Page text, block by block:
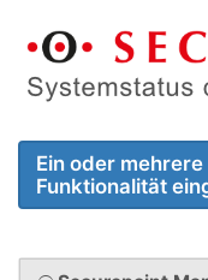
Ein oder
Funktionalität